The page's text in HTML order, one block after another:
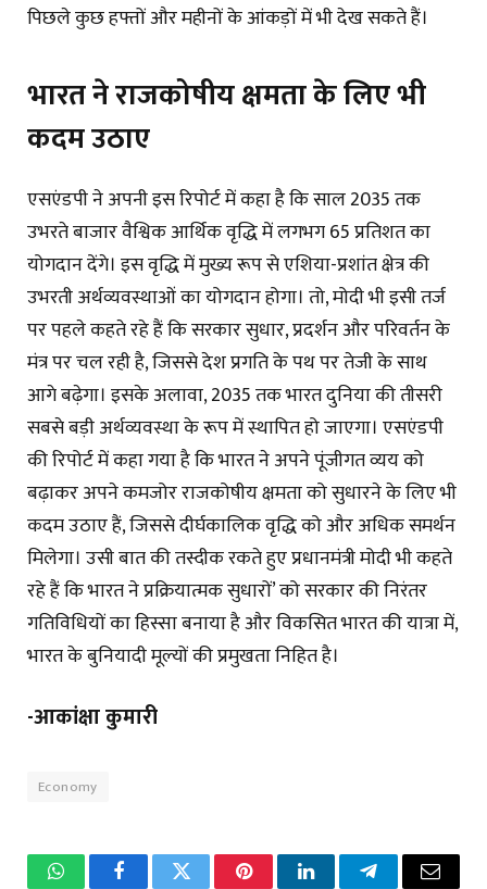
पिछले कुछ हफ्तों और महीनों के आंकड़ों में भी देख सकते हैं।
भारत ने राजकोषीय क्षमता के लिए भी
कदम उठाए
एसएंडपी ने अपनी इस रिपोर्ट में कहा है कि साल 2035 तक
उभरते बाजार वैश्विक आर्थिक वृद्धि में लगभग 65 प्रतिशत का
योगदान देंगे। इस वृद्धि में मुख्य रूप से एशिया-प्रशांत क्षेत्र की
उभरती अर्थव्यवस्थाओं का योगदान होगा। तो, मोदी भी इसी तर्ज
पर पहले कहते रहे हैं कि सरकार सुधार, प्रदर्शन और परिवर्तन के
मंत्र पर चल रही है, जिससे देश प्रगति के पथ पर तेजी के साथ
आगे बढ़ेगा। इसके अलावा, 2035 तक भारत दुनिया की तीसरी
सबसे बड़ी अर्थव्यवस्था के रूप में स्थापित हो जाएगा। एसएंडपी
की रिपोर्ट में कहा गया है कि भारत ने अपने पूंजीगत व्यय को
बढ़ाकर अपने कमजोर राजकोषीय क्षमता को सुधारने के लिए भी
कदम उठाए हैं, जिससे दीर्घकालिक वृद्धि को और अधिक समर्थन
मिलेगा। उसी बात की तस्दीक रकते हुए प्रधानमंत्री मोदी भी कहते
रहे हैं कि भारत ने प्रक्रियात्मक सुधारों’ को सरकार की निरंतर
गतिविधियों का हिस्सा बनाया है और विकसित भारत की यात्रा में,
भारत के बुनियादी मूल्यों की प्रमुखता निहित है।
-आकांक्षा कुमारी
Economy